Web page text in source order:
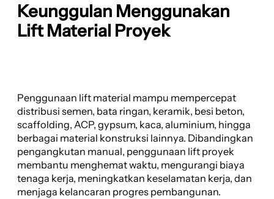
Keunggulan Menggunakan
Lift Material Proyek
Penggunaan lift material mampu mempercepat
distribusi semen, bata ringan, keramik, besi beton,
scaffolding, ACP, gypsum, kaca, aluminium, hingga
berbagai material konstruksi lainnya. Dibandingkan
pengangkutan manual, penggunaan lift proyek
membantu menghemat waktu, mengurangi biaya
tenaga kerja, meningkatkan keselamatan kerja, dan
menjaga kelancaran progres pembangunan.